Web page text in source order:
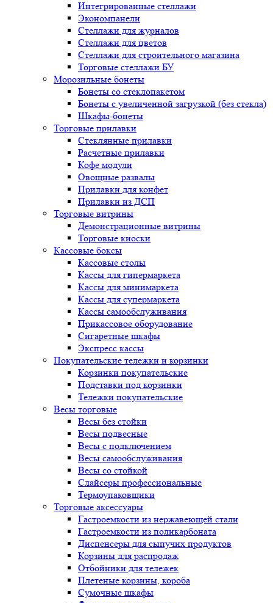
Интегрированные стеллажи
Экономпанели
Стеллажи для журналов
Стеллажи для цветов
Стеллажи для строительного магазина
Торговые стеллажи БУ
Морозильные бонеты
Бонеты со стеклопакетом
Бонеты с увеличенной загрузкой (без стекла)
Шкафы-бонеты
Торговые прилавки
Стеклянные прилавки
Расчетные прилавки
Кофе модули
Овощные развалы
Прилавки для конфет
Прилавки из ДСП
Торговые витрины
Демонстрационные витрины
Торговые киоски
Кассовые боксы
Кассовые столы
Кассы для гипермаркета
Кассы для минимаркета
Кассы для супермаркета
Кассы самообслуживания
Прикассовое оборудование
Сигаретные шкафы
Экспресс кассы
Покупательские тележки и корзинки
Корзинки покупательские
Подставки под корзинки
Тележки покупательские
Весы торговые
Весы без стойки
Весы подвесные
Весы с подключением
Весы самообслуживания
Весы со стойкой
Слайсеры профессиональные
Термоупаковщики
Торговые аксессуары
Гастроемкости из нержавеющей стали
Гастроемкости из поликарбоната
Диспенсеры для сыпучих продуктов
Корзины для распродаж
Отбойники для тележек
Плетеные корзины, короба
Сумочные шкафы